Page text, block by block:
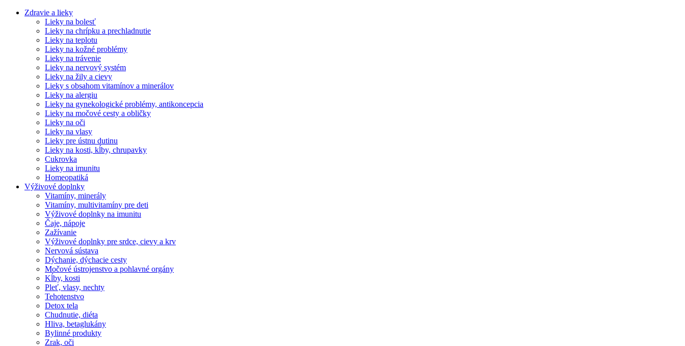
Zdravie a lieky
Lieky na bolesť
Lieky na chrípku a prechladnutie
Lieky na teplotu
Lieky na kožné problémy
Lieky na trávenie
Lieky na nervový systém
Lieky na žily a cievy
Lieky s obsahom vitamínov a minerálov
Lieky na alergiu
Lieky na gynekologické problémy, antikoncepcia
Lieky na močové cesty a obličky
Lieky na oči
Lieky na vlasy
Lieky pre ústnu dutinu
Lieky na kosti, kĺby, chrupavky
Cukrovka
Lieky na imunitu
Homeopatiká
Výživové doplnky
Vitamíny, minerály
Vitamíny, multivitamíny pre deti
Výživové doplnky na imunitu
Čaje, nápoje
Zažívanie
Výživové doplnky pre srdce, cievy a krv
Nervová sústava
Dýchanie, dýchacie cesty
Močové ústrojenstvo a pohlavné orgány
Kĺby, kosti
Pleť, vlasy, nechty
Tehotenstvo
Detox tela
Chudnutie, diéta
Hliva, betaglukány
Bylinné produkty
Zrak, oči